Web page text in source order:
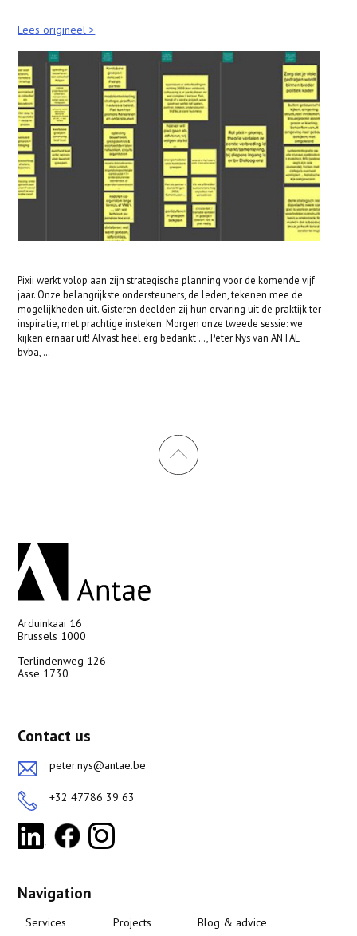
Lees origineel >
Pixii werkt volop aan zijn strategische planning voor de komende vijf
jaar. Onze belangrijkste ondersteuners, de leden, tekenen mee de
mogelijkheden uit. Gisteren deelden zij hun ervaring uit de praktijk ter
inspiratie, met prachtige insteken. Morgen onze tweede sessie: we
kijken ernaar uit! Alvast heel erg bedankt …, Peter Nys van ANTAE
bvba, …
Arduinkaai 16
Brussels 1000
Terlindenweg 126
Asse 1730
Contact us
peter.nys@antae.be
+32 47786 39 63
Navigation
Services Projects Blog & advice